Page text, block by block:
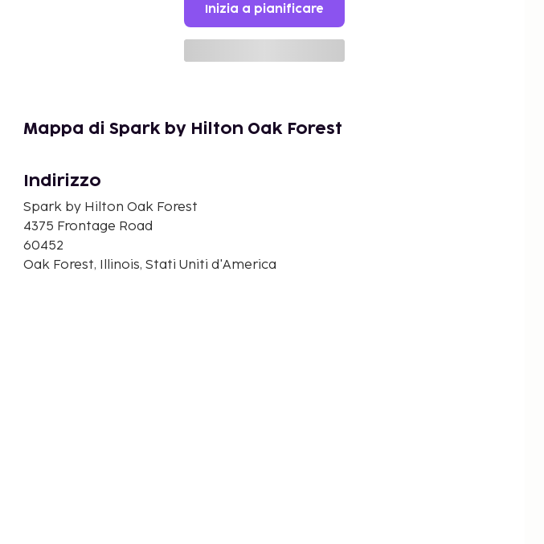
Inizia a pianificare
Mappa di Spark by Hilton Oak Forest
Indirizzo
Spark by Hilton Oak Forest
4375 Frontage Road
60452
Oak Forest, Illinois, Stati Uniti d'America